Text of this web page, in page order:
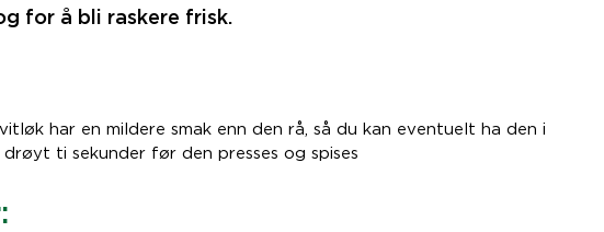
for å bli raskere frisk.
har en mildere smak enn den rå, så du kan eventuelt ha den i
ti sekunder før den presses og spises